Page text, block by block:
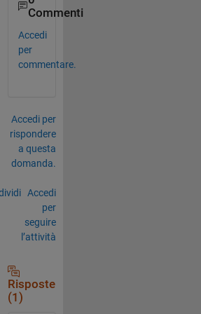
Commenti
Accedi
per
commentare.
Accedi per
rispondere
a questa
domanda.
Accedi
per
seguire
l’attività
Risposte
(1)